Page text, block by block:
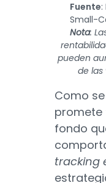
Fuente
Small-
Nota:
pueden
de las
Como
promete
fondo
tracking